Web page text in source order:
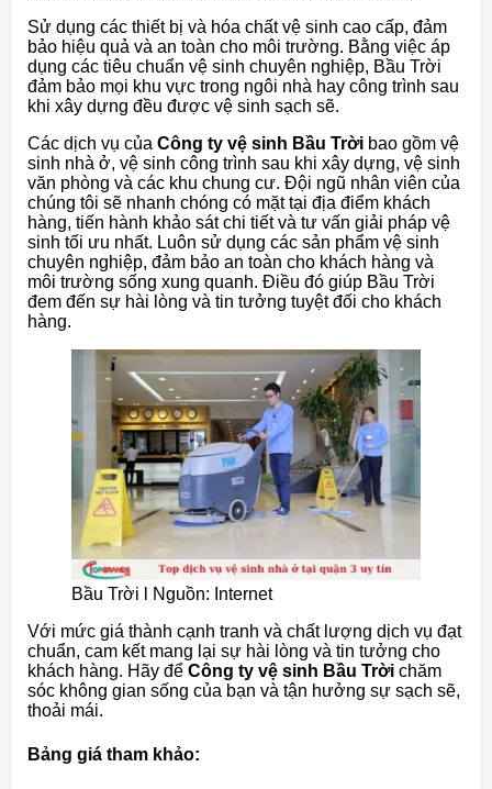
Sử dụng các thiết bị và hóa chất vệ sinh cao cấp, đảm
bảo hiệu quả và an toàn cho môi trường. Bằng việc áp
dụng các tiêu chuẩn vệ sinh chuyên nghiệp, Bầu Trời
đảm bảo mọi khu vực trong ngôi nhà hay công trình sau
khi xây dựng đều được vệ sinh sạch sẽ.
Các dịch vụ của Công ty vệ sinh Bầu Trời bao gồm vệ
sinh nhà ở, vệ sinh công trình sau khi xây dựng, vệ sinh
văn phòng và các khu chung cư. Đội ngũ nhân viên của
chúng tôi sẽ nhanh chóng có mặt tại địa điểm khách
hàng, tiến hành khảo sát chi tiết và tư vấn giải pháp vệ
sinh tối ưu nhất. Luôn sử dụng các sản phẩm vệ sinh
chuyên nghiệp, đảm bảo an toàn cho khách hàng và
môi trường sống xung quanh. Điều đó giúp Bầu Trời
đem đến sự hài lòng và tin tưởng tuyệt đối cho khách
hàng.
Bầu Trời l Nguồn: Internet
Với mức giá thành cạnh tranh và chất lượng dịch vụ đạt
chuẩn, cam kết mang lại sự hài lòng và tin tưởng cho
khách hàng. Hãy để Công ty vệ sinh Bầu Trời chăm
sóc không gian sống của bạn và tận hưởng sự sạch sẽ,
thoải mái.
Bảng giá tham khảo: